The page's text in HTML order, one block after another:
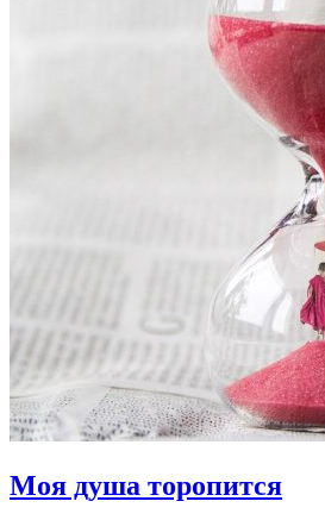
Моя душа торопится